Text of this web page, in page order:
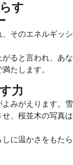
す
そのエネルギッシ
ると言われ、あな
たします。
力
みがえります。雪
、桜並木の写真は
に温かさをもたら